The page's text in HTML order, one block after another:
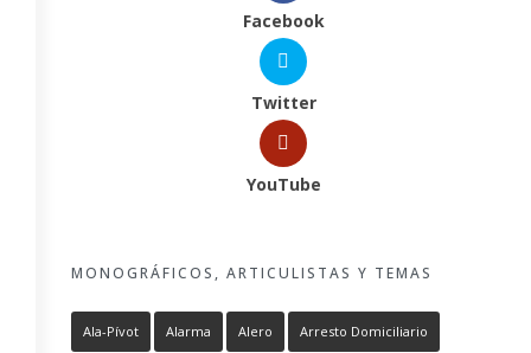
Facebook
Twitter
YouTube
MONOGRÁFICOS, ARTICULISTAS Y TEMAS
Ala-Pívot Alarma Alero Arresto Domiciliario